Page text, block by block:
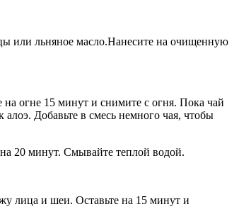
или льняное масло.Нанесите на очищенную
огне 15 минут и снимите с огня. Пока чай
Добавьте в смесь немного чая, чтобы
20 минут. Смывайте теплой водой.
лица и шеи. Оставьте на 15 минут и